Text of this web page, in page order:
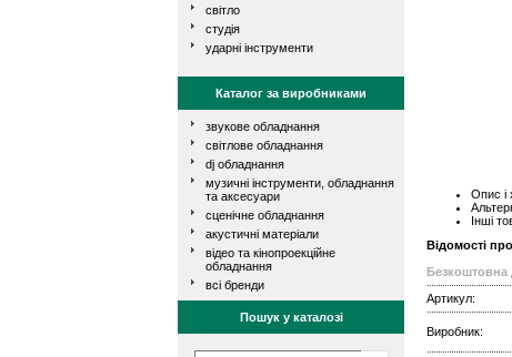
світло
студія
ударні інструменти
Каталог за виробниками
звукове обладнання
світлове обладнання
dj обладнання
музичні інструменти, обладнання
та аксесуари
сценічне обладнання
акустичні матеріали
відео та кінопроекційне
обладнання
всі бренди
Пошук у каталозі
Опис і
Інші
Відомості
Безкоштовна
Артикул:
Виробник: